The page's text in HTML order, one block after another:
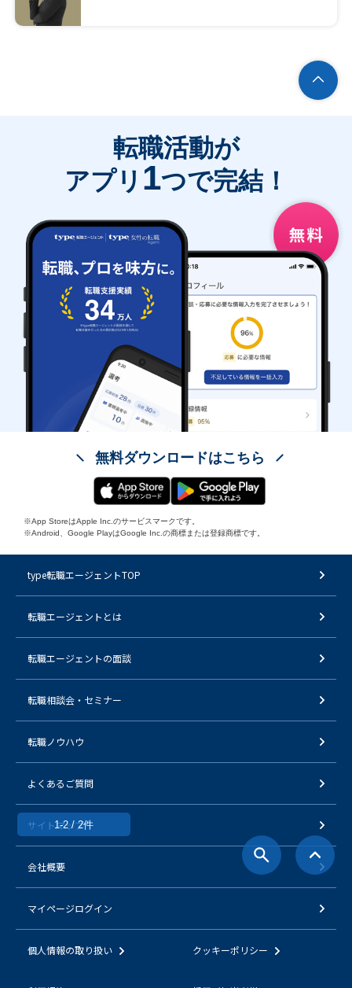
1-2 / 2件
転職活動が
アプリ 1つで完結！
無料ダウンロードはこちら
※App StoreはApple Inc.のサービスマークです。
※Android、Google PlayはGoogle Inc.の商標または登録商標です。
type転職エージェントTOP
転職エージェントとは
転職エージェントの面談
転職相談会・セミナー
転職ノウハウ
よくあるご質問
サイトマップ
会社概要
マイページログイン
個人情報の取り扱い クッキーポリシー